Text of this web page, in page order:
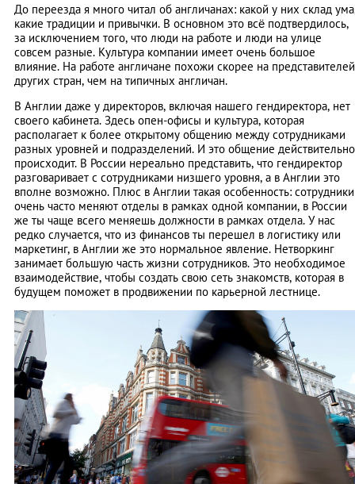
До переезда я много читал об англичанах: какой у них склад
какие традиции и привычки. В основном это всё подтвердилось,
за исключением того, что люди на работе и люди на улице
совсем разные. Культура компании имеет очень большое
влияние. На работе англичане похожи скорее на представителей
других стран, чем на типичных англичан.
В Англии даже у директоров, включая нашего гендиректора, нет
своего кабинета. Здесь опен-офисы и культура, которая
располагает к более открытому общению между сотрудниками
разных уровней и подразделений. И это общение действительно
происходит. В России нереально представить, что гендиректор
разговаривает с сотрудниками низшего уровня, а в Англии это
вполне возможно. Плюс в Англии такая особенность: сотрудники
очень часто меняют отделы в рамках одной компании, в России
же ты чаще всего меняешь должности в рамках отдела. У нас
редко случается, что из финансов ты перешел в логистику или
маркетинг, в Англии же это нормальное явление. Нетворкинг
занимает большую часть жизни сотрудников. Это необходимое
взаимодействие, чтобы создать свою сеть знакомств, которая в
будущем поможет в продвижении по карьерной лестнице.